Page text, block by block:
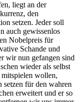
liegt an der
den
setzen. Jeder soll
auch gewissenlos
Nobelpreis für
Schande und
wir nun gefangen sind
wieder als selbst
wollen,
für den wahren
erweitert und er so